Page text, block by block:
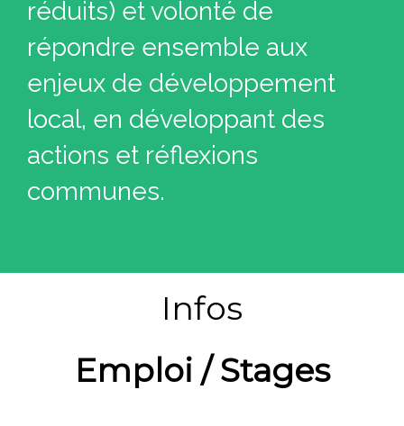
réduits) et volonté de
répondre ensemble aux
enjeux de développement
local, en développant des
actions et réflexions
communes.
Infos
Emploi / Stages